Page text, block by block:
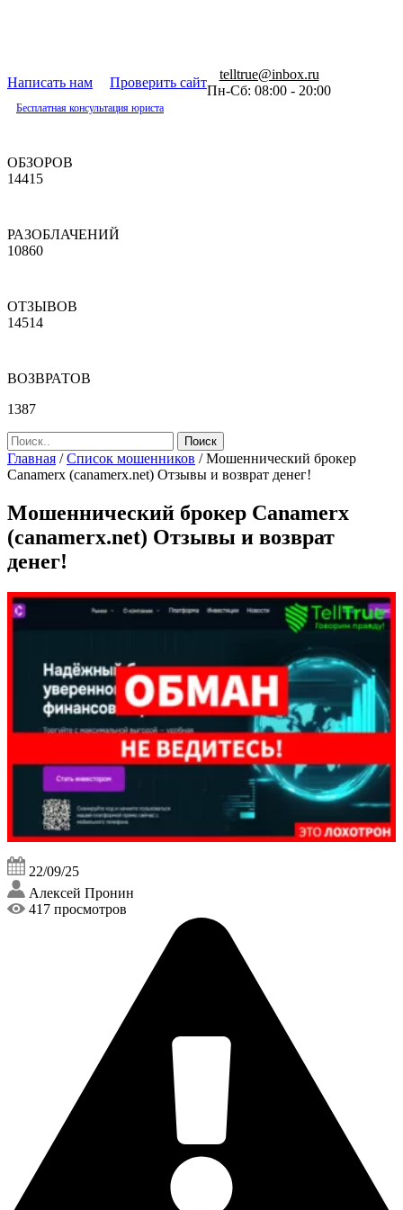
Написать нам Проверить сайт
telltrue@inbox.ru
Пн-Сб: 08:00 - 20:00
Бесплатная консультация юриста
ОБЗОРОВ
14415
РАЗОБЛАЧЕНИЙ
10860
ОТЗЫВОВ
14514
ВОЗВРАТОВ
1387
Главная /Список мошенников /Мошеннический брокер
Canamerx (canamerx.net) Отзывы и возврат денег!
Мошеннический брокер Canamerx
(canamerx.net) Отзывы и возврат
денег!
22/09/25
Алексей Пронин
417 просмотров